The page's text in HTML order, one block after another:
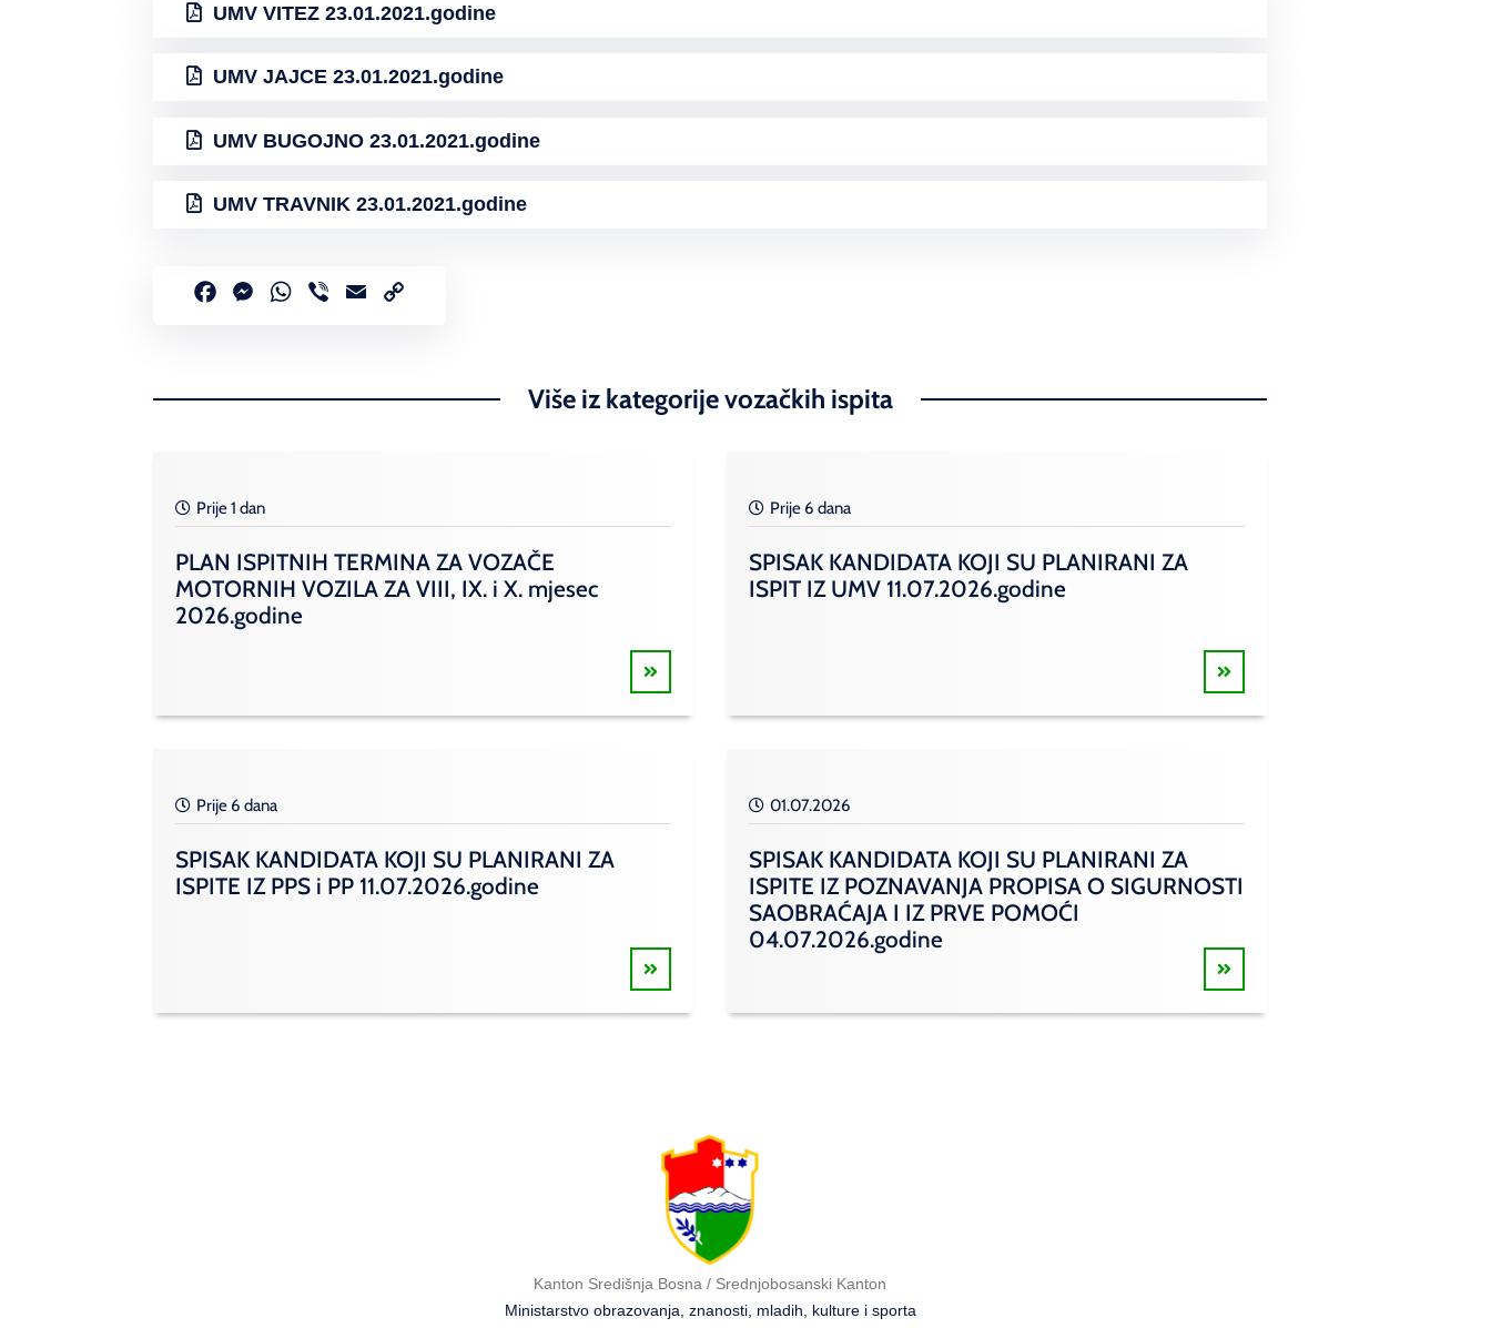
UMV VITEZ 23.01.2021.godine
UMV JAJCE 23.01.2021.godine
UMV BUGOJNO 23.01.2021.godine
UMV TRAVNIK 23.01.2021.godine
FacebookMessenger
WhatsApp
Viber Email
Više iz kategorije vozačkih ispita
Prije 1 dan
PLAN ISPITNIH TERMINA ZA VOZAČE
MOTORNIH VOZILA ZA VIII, IX. i X. mjesec
2026.godine
Prije 6 dana
SPISAK KANDIDATA KOJI SU PLANIRANI ZA
ISPIT IZ UMV 11.07.2026.godine
Prije 6 dana
SPISAK KANDIDATA KOJI SU PLANIRANI ZA
ISPITE IZ PPS i PP 11.07.2026.godine
01.07.2026
SPISAK KANDIDATA KOJI SU PLANIRANI ZA
ISPITE IZ POZNAVANJA PROPISA O SIGURNOSTI
SAOBRAĆAJA I IZ PRVE POMOĆI
04.07.2026.godine
Kanton Središnja Bosna / Srednjobosanski Kanton
Ministarstvo obrazovanja, znanosti, mladih, kulture i sporta